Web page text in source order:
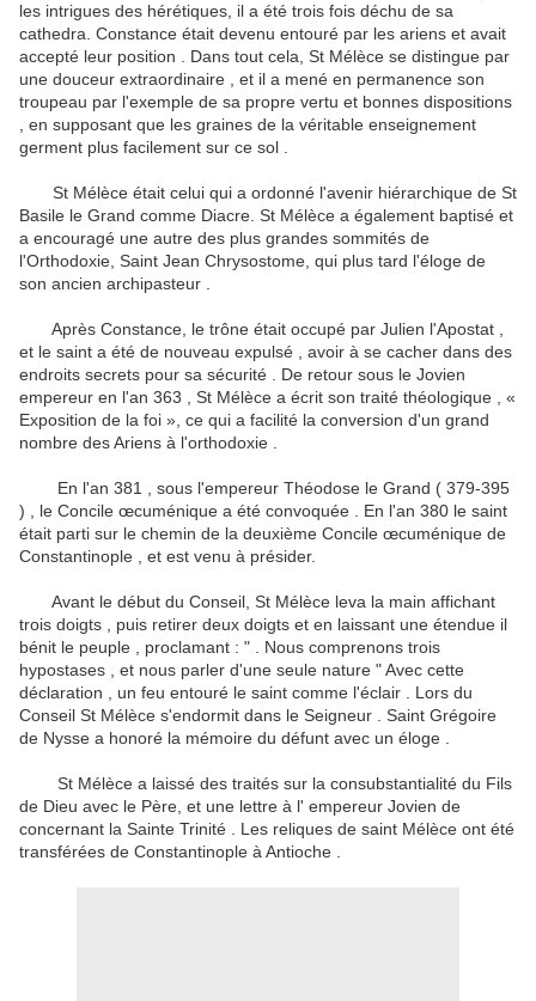
les intrigues des hérétiques, il a été trois fois déchu de sa
cathedra. Constance était devenu entouré par les ariens et avait
accepté leur position .
Dans tout cela, St Mélèce se distingue par
une douceur extraordinaire , et il a mené en permanence son
troupeau par l'exemple de sa propre vertu et bonnes dispositions
, en supposant que les graines de la véritable enseignement
germent plus facilement sur ​​ce sol .
St Mélèce était celui qui a ordonné l'avenir hiérarchique de St
Basile le Grand comme Diacre. St Mélèce a également baptisé et
a encouragé une autre des plus grandes sommités de
l'Orthodoxie, Saint Jean Chrysostome, qui plus tard l'éloge de
son ancien archipasteur .
Après Constance, le trône était occupé par Julien l'Apostat ,
et le saint a été de nouveau expulsé , avoir à se cacher dans des
endroits secrets pour sa sécurité .
De retour sous le Jovien
empereur en l'an 363 , St Mélèce a écrit son traité théologique , «
Exposition de la foi », ce qui a facilité la conversion d'un grand
nombre des Ariens à l'orthodoxie .
En l'an 381 , sous l'empereur Théodose le Grand ( 379-395
) , le Concile œcuménique a été convoquée .
En l'an 380 le saint
était parti sur le chemin de la deuxième Concile œcuménique de
Constantinople , et est venu à présider.
Avant le début du Conseil, St Mélèce leva la main affichant
trois doigts , puis retirer deux doigts et en laissant une étendue il
bénit le peuple , proclamant : " . Nous comprenons trois
hypostases , et nous parler d'une seule nature " Avec cette
déclaration
, un feu entouré le saint comme l'éclair .
Lors du
Conseil St Mélèce s'endormit dans le Seigneur .
Saint Grégoire
de Nysse a honoré la mémoire du défunt avec un éloge .
St Mélèce a laissé des traités sur la consubstantialité du Fils
de Dieu avec le Père, et une lettre à l' empereur Jovien de
concernant la Sainte Trinité .
Les reliques de saint Mélèce ont été
transférées de Constantinople à Antioche .